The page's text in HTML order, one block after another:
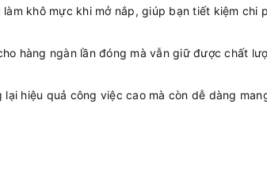
khô mực khi mở nắp, giúp bạn tiết kiệm
hàng ngàn lần đóng mà vẫn giữ được chất
hiệu quả công việc cao mà còn dễ dàng